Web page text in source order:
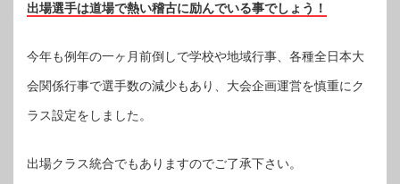
出場選手は道場で熱い稽古に励んでいる事でしょう！
今年も例年の一ヶ月前倒しで学校や地域行事、各種全日本大
会関係行事で選手数の減少もあり、大会企画運営を慎重にク
ラス設定をしました。
出場クラス統合でもありますのでご了承下さい。